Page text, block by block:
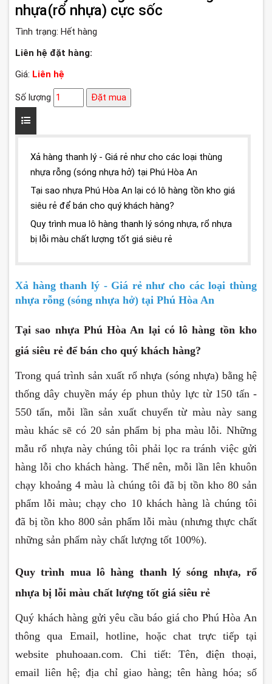
nhựa(rổ nhựa) cực sốc
Tình trạng: Hết hàng
Liên hệ đặt hàng:
Giá: Liên hệ
Số lượng Đặt mua
Xả hàng thanh lý - Giá rẻ như cho các loại thùng
nhựa rỗng (sóng nhựa hở) tại Phú Hòa An
Tại sao nhựa Phú Hòa An lại có lô hàng tồn kho giá
siêu rẻ để bán cho quý khách hàng?
Quy trình mua lô hàng thanh lý sóng nhựa, rổ nhựa
bị lỗi màu chất lượng tốt giá siêu rẻ
Xả hàng thanh lý - Giá rẻ như cho các loại thùng
nhựa rỗng (sóng nhựa hở) tại Phú Hòa An
Tại sao nhựa Phú Hòa An lại có lô hàng tồn kho
giá siêu rẻ để bán cho quý khách hàng?
Trong quá trình sản xuất rổ nhựa (sóng nhựa) bằng hệ
thống dây chuyền máy ép phun thủy lực từ 150 tấn -
550 tấn, mỗi lần sản xuất chuyển từ màu này sang
màu khác sẽ có 20 sản phẩm bị pha màu lỗi. Những
mẫu rổ nhựa này chúng tôi phải lọc ra tránh việc gửi
hàng lỗi cho khách hàng. Thế nên, mỗi lần lên khuôn
chạy khoảng 4 màu là chúng tôi đã bị tồn kho 80 sản
phẩm lỗi màu; chạy cho 10 khách hàng là chúng tôi
đã bị tồn kho 800 sản phẩm lỗi màu (nhưng thực chất
những sản phẩm này chất lượng tốt 100%).
Quy trình mua lô hàng thanh lý sóng nhựa, rổ
nhựa bị lỗi màu chất lượng tốt giá siêu rẻ
Quý khách hàng gửi yêu cầu báo giá cho Phú Hòa An
thông qua Email, hotline, hoặc chat trực tiếp tại
website phuhoaan.com. Chi tiết: Tên, điện thoại,
email liên hệ; địa chỉ giao hàng; tên hàng hóa; số